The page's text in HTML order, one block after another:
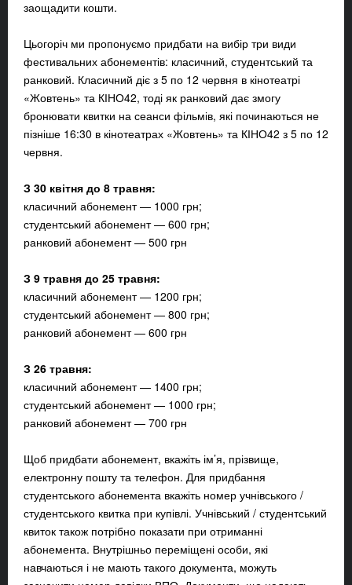
заощадити кошти.
Цьогоріч ми пропонуємо придбати на вибір три види
фестивальних абонементів: класичний, студентський та
ранковий. Класичний діє з 5 по 12 червня в кінотеатрі
«Жовтень» та КІНО42, тоді як ранковий дає змогу
бронювати квитки на сеанси фільмів, які починаються не
пізніше 16:30 в кінотеатрах «Жовтень» та КІНО42 з 5 по 12
червня.
З 30 квітня до 8 травня:
класичний абонемент — 1000 грн;
студентський абонемент — 600 грн;
ранковий абонемент — 500 грн
З 9 травня до 25 травня:
класичний абонемент — 1200 грн;
студентський абонемент — 800 грн;
ранковий абонемент — 600 грн
З 26 травня:
класичний абонемент — 1400 грн;
студентський абонемент — 1000 грн;
ранковий абонемент — 700 грн
Щоб придбати абонемент, вкажіть ім’я, прізвище,
електронну пошту та телефон. Для придбання
студентського абонемента вкажіть номер учнівського /
студентського квитка при купівлі. Учнівський / студентський
квиток також потрібно показати при отриманні
абонемента. Внутрішньо переміщені особи, які
навчаються і не мають такого документа, можуть